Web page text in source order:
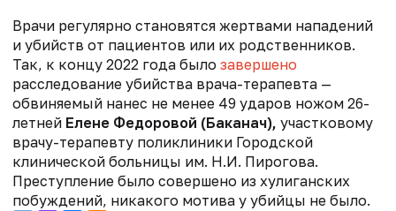
Врачи регулярно становятся жертвами нападений
и убийств от пациентов или их родственников.
Так, к концу 2022 года было завершено
расследование убийства врача-терапевта —
обвиняемый нанес не менее 49 ударов ножом 26-
летней Елене Федоровой (Баканач), участковому
врачу-терапевту поликлиники Городской
клинической больницы им. Н.И. Пирогова.
Преступление было совершено из хулиганских
побуждений, никакого мотива у убийцы не было.